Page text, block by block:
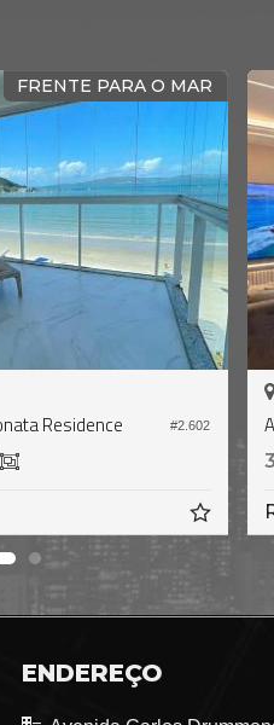
#2.650 Apartamento no
R$ 4.100.000, 00
ENDEREÇO